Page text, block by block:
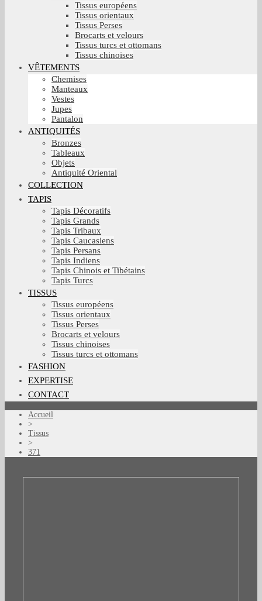
Tissus européens
Tissus orientaux
Tissus Perses
Brocarts et velours
Tissus turcs et ottomans
Tissus chinoises
VÊTEMENTS
Chemises
Manteaux
Vestes
Jupes
Pantalon
ANTIQUITÉS
Bronzes
Tableaux
Objets
Antiquité Oriental
COLLECTION
TAPIS
Tapis Décoratifs
Tapis Grands
Tapis Tribaux
Tapis Caucasiens
Tapis Persans
Tapis Indiens
Tapis Chinois et Tibétains
Tapis Turcs
TISSUS
Tissus européens
Tissus orientaux
Tissus Perses
Brocarts et velours
Tissus chinoises
Tissus turcs et ottomans
FASHION
EXPERTISE
CONTACT
Accueil
>
Tissus
>
371